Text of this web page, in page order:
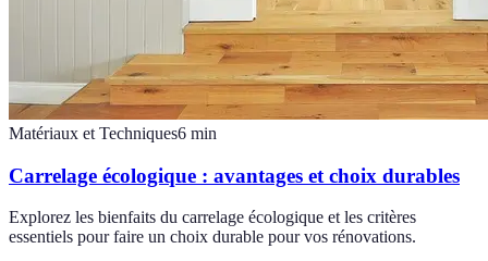
Matériaux et Techniques6 min
Carrelage écologique : avantages et choix durables
Explorez les bienfaits du carrelage écologique et les critères
essentiels pour faire un choix durable pour vos rénovations.